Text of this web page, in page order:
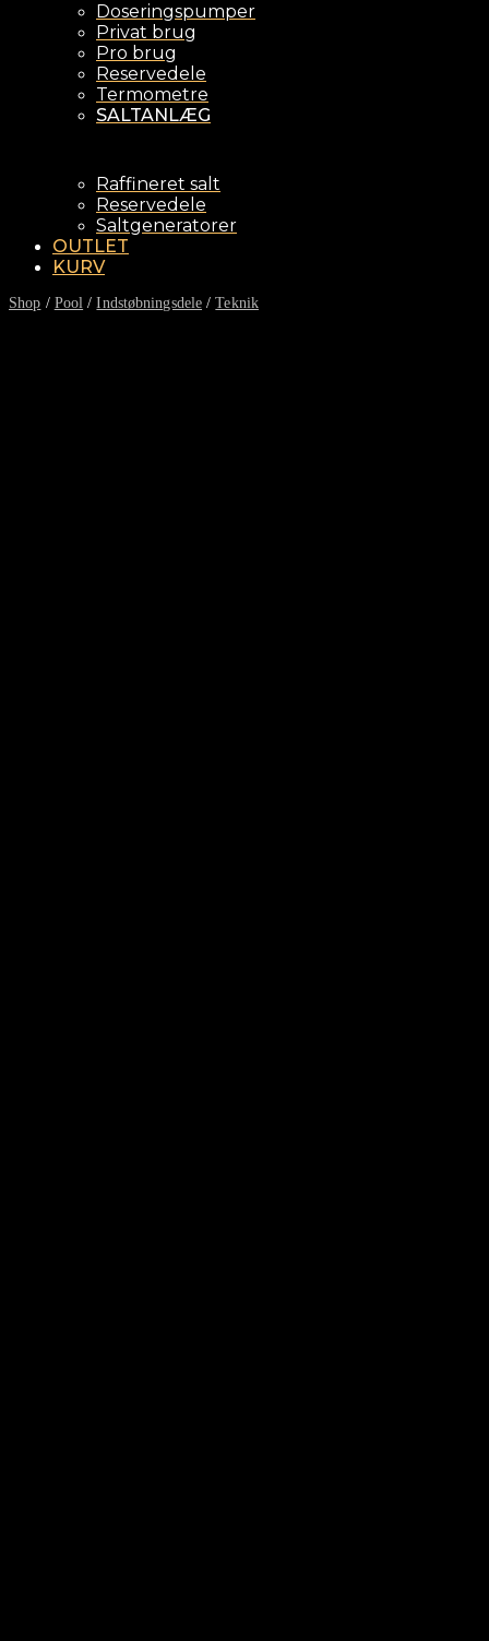
Doseringspumper
Privat brug
Pro brug
Reservedele
Termometre
SALTANLÆG
Raffineret salt
Reservedele
Saltgeneratorer
OUTLET
KURV
Shop / Pool /Indstøbningsdele /Teknik